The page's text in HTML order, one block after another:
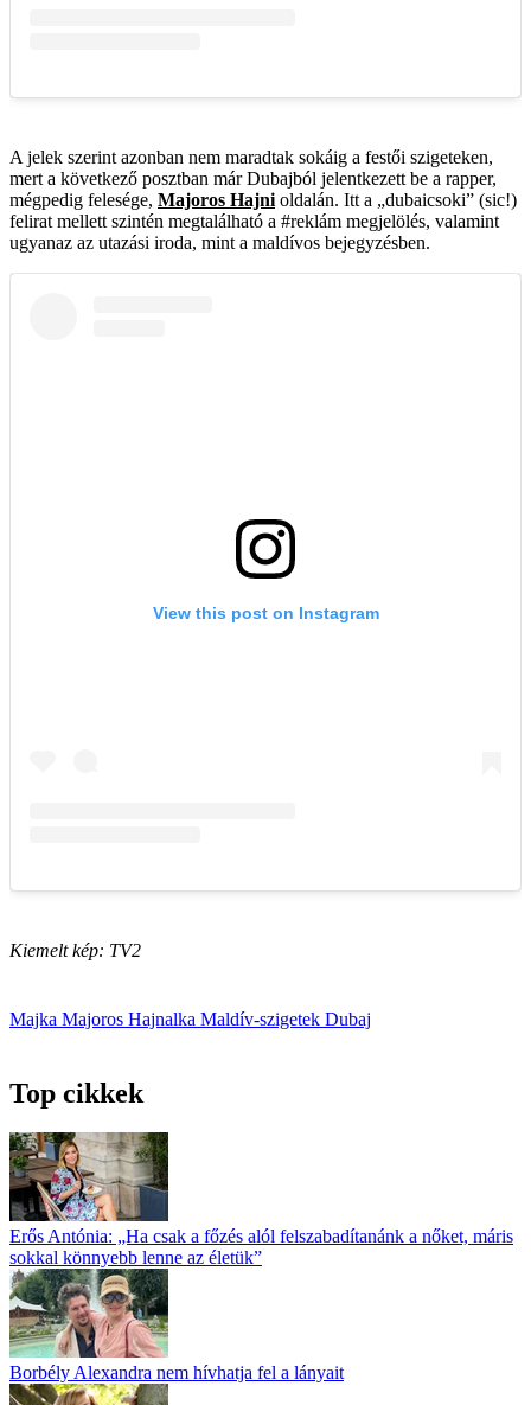
A jelek szerint azonban nem maradtak sokáig a festői szigeteken,
mert a következő posztban már Dubajból jelentkezett be a rapper,
mégpedig felesége, Majoros Hajni oldalán. Itt a „dubaicsoki” (sic!)
felirat mellett szintén megtalálható a #reklám megjelölés, valamint
ugyanaz az utazási iroda, mint a maldívos bejegyzésben.
Kiemelt kép: TV2
Majka Majoros Hajnalka Maldív-szigetek Dubaj
Top cikkek
Erős Antónia: „Ha csak a főzés alól fel­szabadítanánk a nőket, máris
sokkal könnyebb lenne az életük”
Borbély Alexandra nem hívhatja fel a lányait